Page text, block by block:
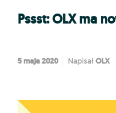
Pssst: OLX ma
5 maja 2020 Napisał OLX